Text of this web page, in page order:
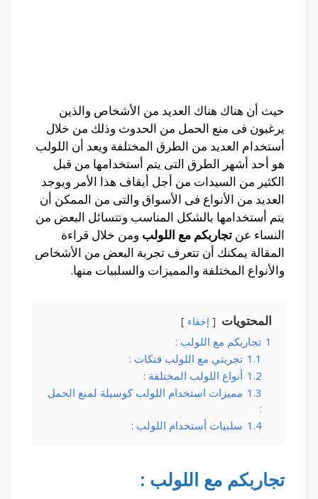
حيث أن هناك هناك العديد من الأشخاص والذين
يرغبون فى منع الحمل من الحدوث وذلك من خلال
أستخدام العديد من الطرق المختلفة ويعد أن اللولب
هو أحد أشهر الطرق التى يتم أستخدامها من قبل
الكثير من السيدات من أجل أيقاف هذا الأمر ويوجد
العديد من الأنواع فى الأسواق والتى من الممكن أن
يتم أستخدامها بالشكل المناسب وتتسائل البعض من
النساء عن تجاربكم مع اللولب ومن خلال قراءة
المقالة يمكنك أن تتعرف تجربة البعض من الأشخاص
والأنواع المختلفة والمميزات والسلبيات منها.
المحتويات إخفاء
1 تجاربكم مع اللولب :
1.1 تجربتي مع اللولب فتكات :
1.2 أنواع اللولب المختلفة :
1.3 مميزات استخدام اللولب كوسيلة لمنع الحمل
:
1.4 سلبيات أستخدام اللولب :
تجاربكم مع اللولب :